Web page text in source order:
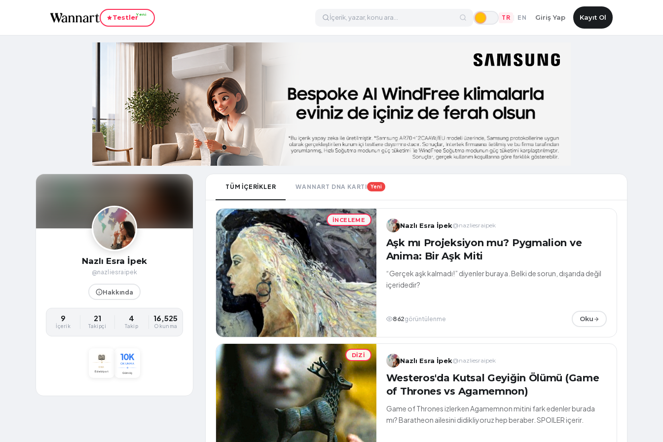
TestlerYeni TR EN Giriş Yap Kayıt Ol
Nazlı Esra İpek
@nazliesraipek
Hakkında
9
İçerik
21
Takipçi
4
Takip
16,525
Okunma
📖
DNA
Edebiyat
10K
OKUNMA
Gümüş
TÜM İÇERİKLER WANNART DNA KARTI Yeni
İNCELEME
Nazlı Esra İpek@nazliesraipek
Aşk mı Projeksiyon mu? Pygmalion ve
Anima: Bir Aşk Miti
“Gerçek aşk kalmadı!” diyenler buraya. Belki de sorun, dışarıda değil
içeridedir?
862görüntülenme Oku
DIZI
Nazlı Esra İpek@nazliesraipek
Westeros'da Kutsal Geyiğin Ölümü (Game
of Thrones vs Agamemnon)
Game of Thrones izlerken Agamemnon mitini fark edenler burada
mı? Baratheon ailesini didikliyoruz hep beraber. SPOILER içerir.